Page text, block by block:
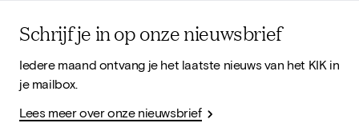
Schrijf je in op onze nieuwsbrief
Iedere maand ontvang je het laatste nieuws van het KIK in
je mailbox.
Lees meer over onze nieuwsbrief